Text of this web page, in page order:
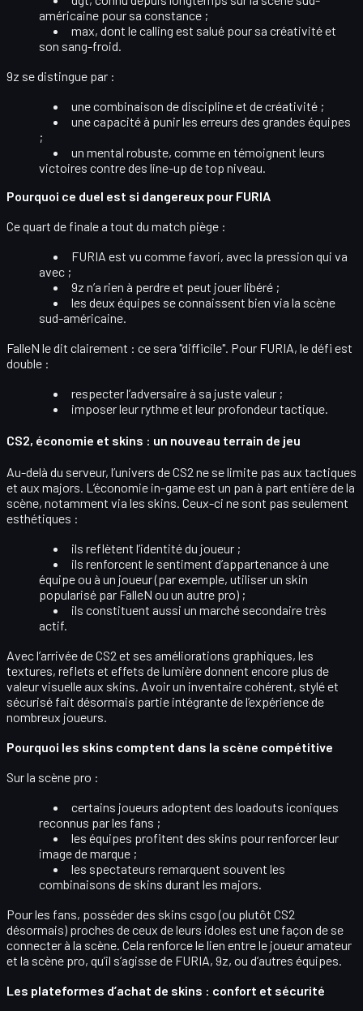
américaine pour sa constance ;
max, dont lecalling est salué pour sa créativité et
son sang-froid.
9z se distingue par :
unecombinaison de discipline et de créativité ;
une capacité à punir les erreurs des grandes équipes
;
un mental robuste, comme en témoignent leurs
victoires contre des line-up de top niveau.
Pourquoi ce duel est si dangereux pour FURIA
Ce quart de finale a tout du match piège :
FURIA est vu comme favori, avec la pression qui va
avec ;
9z n’a rien à perdre et peut jouerlibéré ;
les deux équipes se connaissent bien via la scène
sud-américaine.
FalleN le dit clairement : ce sera "difficile". Pour FURIA, le défi est
double :
respecter l’adversaire à sa juste valeur ;
imposer leurrythme et leur profondeur tactique.
CS2, économie et skins : un nouveau terrain de jeu
Au-delà du serveur, l’univers deCS2 ne se limite pas aux tactiques
et aux majors. L’économie in-gameest un pan à part entière de la
scène, notamment via les skins. Ceux-ci ne sont pas seulement
esthétiques :
ils reflètent l’identitédu joueur ;
ils renforcent le sentiment d’appartenance à une
équipe ou à un joueur (par exemple, utiliser un skin
popularisé par FalleN ou un autre pro) ;
ils constituent aussi un marché secondairetrès
actif.
Avec l’arrivée de CS2 et ses améliorations graphiques, les
textures, reflets et effets de lumièredonnent encore plus de
valeur visuelle aux skins. Avoir un inventaire cohérent, stylé et
sécurisé fait désormais partie intégrante de l’expérience de
nombreux joueurs.
Pourquoi les skins comptent dans la scène compétitive
Sur la scène pro :
certains joueurs adoptent des loadouts iconiques
reconnus par les fans ;
les équipes profitent des skins pourrenforcer leur
image de marque ;
les spectateurs remarquent souvent les
combinaisons de skins durant les majors.
Pour les fans, posséder des skins csgo(ou plutôt CS2
désormais) proches de ceux de leurs idoles est une façon de se
connecter à la scène. Cela renforce le lien entre le joueur amateur
et la scène pro, qu’il s’agisse de FURIA, 9z, ou d’autres équipes.
Les plateformes d’achat de skins : confort et sécurité